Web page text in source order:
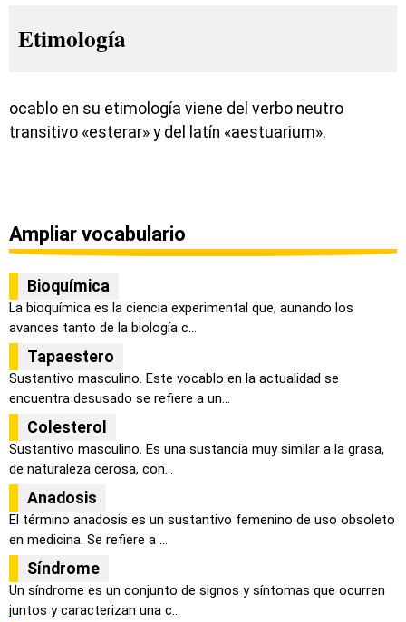
Etimología
ocablo en su etimología viene del verbo neutro
transitivo «esterar» y del latín «aestuarium».
Ampliar vocabulario
Bioquímica
La bioquímica es la ciencia experimental que, aunando los
avances tanto de la biología c...
Tapaestero
Sustantivo masculino. Este vocablo en la actualidad se
encuentra desusado se refiere a un...
Colesterol
Sustantivo masculino. Es una sustancia muy similar a la grasa,
de naturaleza cerosa, con...
Anadosis
El término anadosis es un sustantivo femenino de uso obsoleto
en medicina. Se refiere a ...
Síndrome
Un síndrome es un conjunto de signos y síntomas que ocurren
juntos y caracterizan una c...